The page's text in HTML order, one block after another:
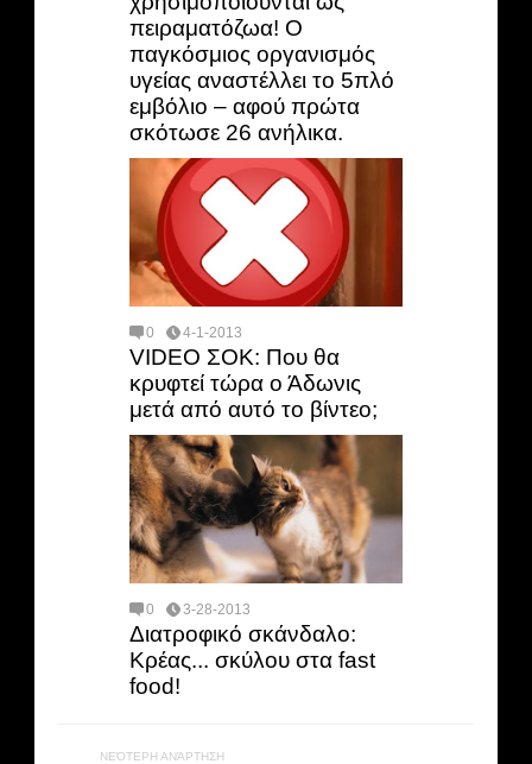
πειραματόζωα! Ο
παγκόσμιος οργανισμός
υγείας αναστέλλει το 5πλό
εμβόλιο – αφού πρώτα
σκότωσε 26 ανήλικα.
0 4-1-2013
VIDEO ΣΟΚ: Που θα
κρυφτεί τώρα ο Άδωνις
μετά από αυτό το βίντεο;
0 3-28-2013
Διατροφικό σκάνδαλο:
Κρέας... σκύλου στα fast
food!
ΝΕΌΤΕΡΗ ΑΝΆΡΤΗΣΗ